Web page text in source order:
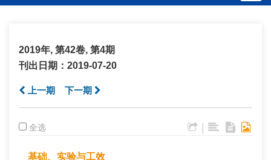
2019年, 第42卷, 第4期
刊出日期：2019-07-20
上一期 下一期
全选
基础、实验与工效